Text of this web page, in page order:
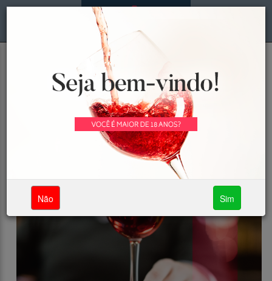
Nosso Blog
Novidades e kits enviados!
Não Sim